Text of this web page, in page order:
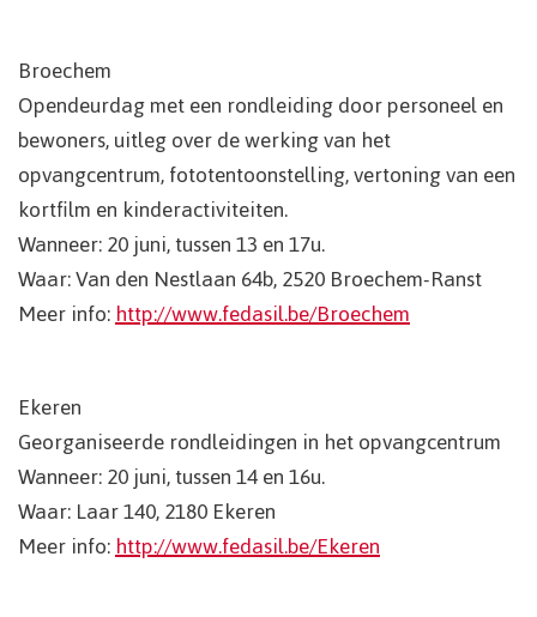
Broechem
Opendeurdag met een rondleiding door personeel en
bewoners, uitleg over de werking van het
opvangcentrum, fototentoonstelling, vertoning van een
kortfilm en kinderactiviteiten.
Wanneer: 20 juni, tussen 13 en 17u.
Waar: Van den Nestlaan 64b, 2520 Broechem-Ranst
Meer info:http://www.fedasil.be/Broechem
Ekeren
Georganiseerde rondleidingen in het opvangcentrum
Wanneer: 20 juni, tussen 14 en 16u.
Waar: Laar 140, 2180 Ekeren
Meer info:http://www.fedasil.be/Ekeren